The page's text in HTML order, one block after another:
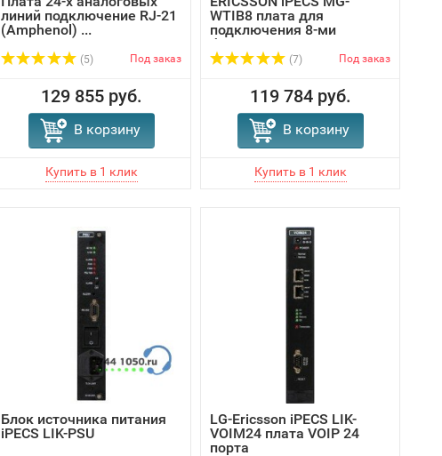
линий подключение RJ-21
(Amphenol) ...
(5) Под заказ
129 855 руб.
В корзину
WTIB8 плата для
подключения 8-ми
базовы...
(7) Под заказ
119 784 руб.
В корзину
Блок источника питания
iPECS LIK-PSU
LG-Ericsson iPECS LIK-
VOIM24 плата VOIP 24
порта